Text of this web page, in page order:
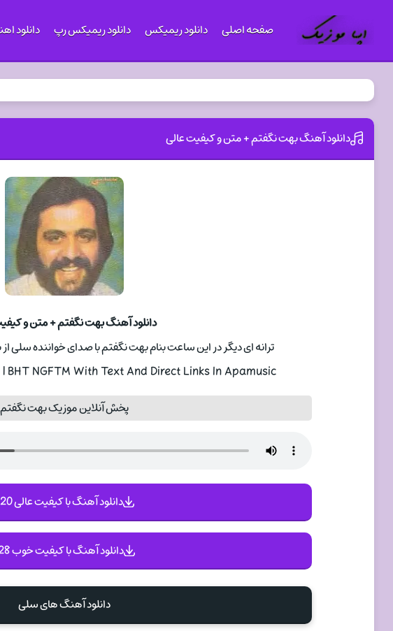
صفحه اصلی دانلود ریمیکس دانلود ریمیکس رپ دانلود
دانلود آهنگ بهت نگفتم + متن و کیفیت عالی
دانلود آهنگ بهت نگفتم + متن و
ترانه ای دیگر در این ساعت بنام بهت نگفتم با صدای خواننده سلی از با دو کیفیت 320
| BHT NGFTM With Text And Direct Links In Apamusic
پخش آنلاین موزیک بهت نگفتم
دانلود آهنگ با کیفیت عالی 320
دانلود آهنگ با کیفیت خوب 128
دانلود آهنگ های سلی